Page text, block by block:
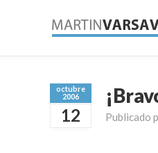
octubre
2006
12 Publicado